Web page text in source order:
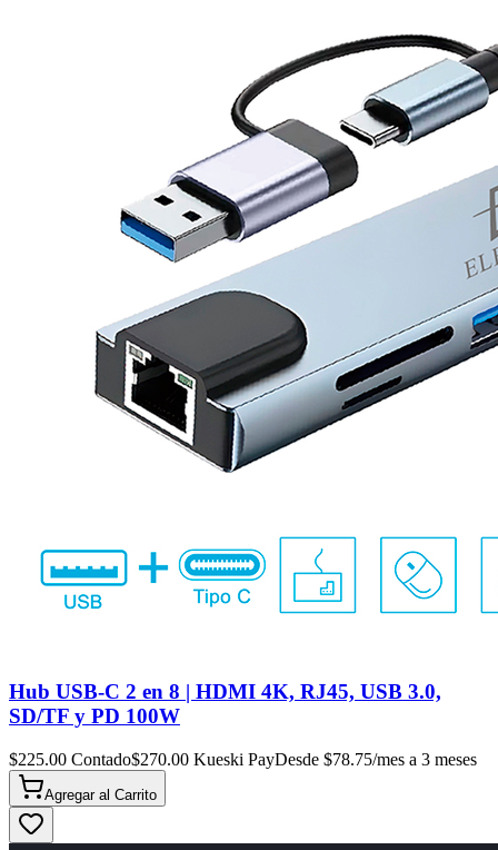
Hub USB-C 2 en 8 | HDMI 4K, RJ45, USB 3.0,
SD/TF y PD 100W
$225.00 Contado$270.00 Kueski PayDesde $78.75/mes a 3 meses
Agregar al Carrito